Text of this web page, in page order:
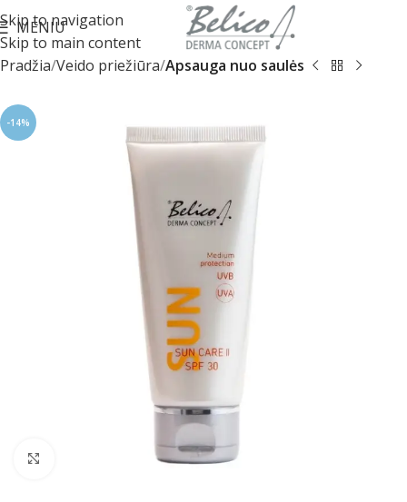
Skip to navigation
Skip to main content
MENIU
Pradžia Veido priežiūra Apsauga nuo saulės
-14%
Spustelėkite norėdami padidinti